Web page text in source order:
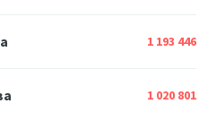
1 193 446
1 020 801